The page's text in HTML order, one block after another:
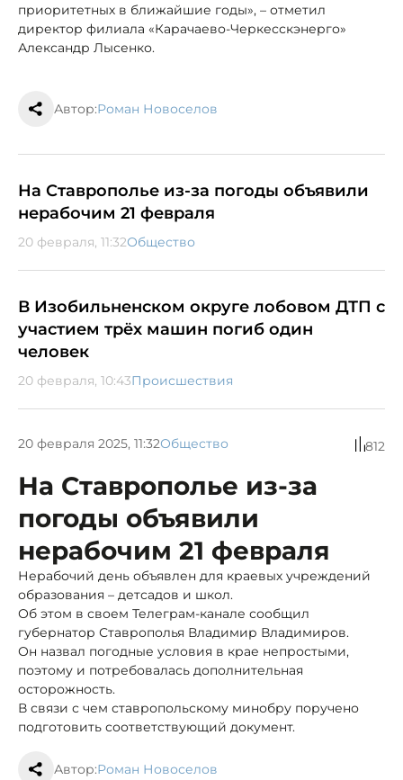
приоритетных в ближайшие годы», – отметил
директор филиала «Карачаево-Черкесскэнерго»
Александр Лысенко.
Автор:Роман Новоселов
На Ставрополье из-за погоды объявили
нерабочим 21 февраля
20 февраля, 11:32Общество
В Изобильненском округе лобовом ДТП с
участием трёх машин погиб один
человек
20 февраля, 10:43Происшествия
20 февраля 2025, 11:32Общество 812
На Ставрополье из-за
погоды объявили
нерабочим 21 февраля
Нерабочий день объявлен для краевых учреждений
образования – детсадов и школ.
Об этом в своем Телеграм-канале сообщил
губернатор Ставрополья Владимир Владимиров.
Он назвал погодные условия в крае непростыми,
поэтому и потребовалась дополнительная
осторожность.
В связи с чем ставропольскому минобру поручено
подготовить соответствующий документ.
Автор:Роман Новоселов